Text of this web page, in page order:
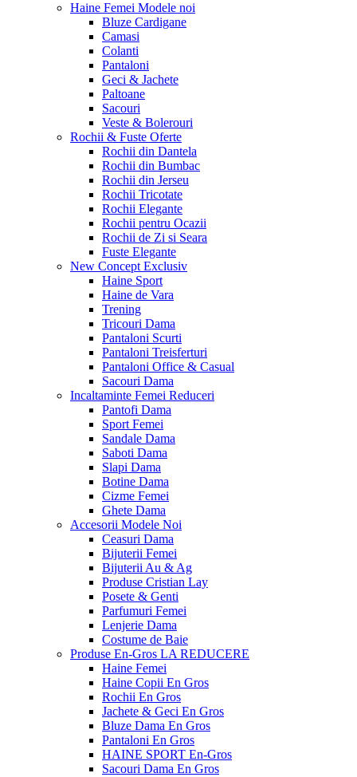
Haine Femei Modele noi
Bluze Cardigane
Camasi
Colanti
Pantaloni
Geci & Jachete
Paltoane
Sacouri
Veste & Bolerouri
Rochii & Fuste Oferte
Rochii din Dantela
Rochii din Bumbac
Rochii din Jerseu
Rochii Tricotate
Rochii Elegante
Rochii pentru Ocazii
Rochii de Zi si Seara
Fuste Elegante
New Concept Exclusiv
Haine Sport
Haine de Vara
Trening
Tricouri Dama
Pantaloni Scurti
Pantaloni Treisferturi
Pantaloni Office & Casual
Sacouri Dama
Incaltaminte Femei Reduceri
Pantofi Dama
Sport Femei
Sandale Dama
Saboti Dama
Slapi Dama
Botine Dama
Cizme Femei
Ghete Dama
Accesorii Modele Noi
Ceasuri Dama
Bijuterii Femei
Bijuterii Au & Ag
Produse Cristian Lay
Posete & Genti
Parfumuri Femei
Lenjerie Dama
Costume de Baie
Produse En-Gros LA REDUCERE
Haine Femei
Haine Copii En Gros
Rochii En Gros
Jachete & Geci En Gros
Bluze Dama En Gros
Pantaloni En Gros
HAINE SPORT En-Gros
Sacouri Dama En Gros